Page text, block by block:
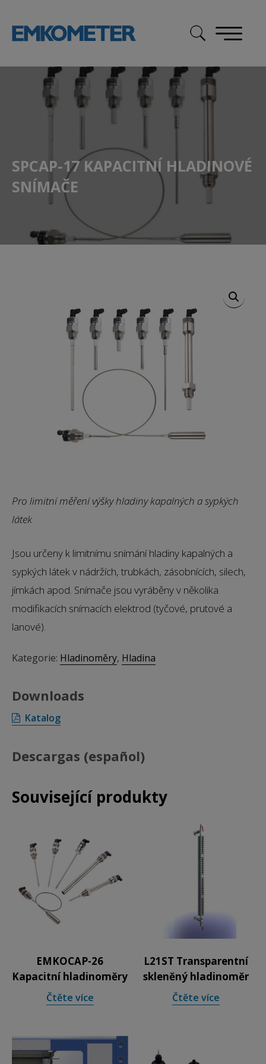
content
SPCAP-17 KAPACITNÍ HLADINOVÉ
SNÍMAČE
Pro limitní měření výšky hladiny kapalných a sypkých
látek
Jsou určeny k limitnímu snímání hladiny kapalných a
sypkých látek v nádržích, trubkách, zásobnících, silech,
jímkách apod. Snímače jsou vyráběny v několika
modifikacích snímacích elektrod (tyčové, prutové a
lanové).
Kategorie: Hladinoměry, Hladina
Downloads
Katalog
Descargas (español)
Související produkty
EMKOCAP-26
Kapacitní hladinoměry
Čtěte více
L21ST Transparentní
skleněný hladinoměr
Čtěte více